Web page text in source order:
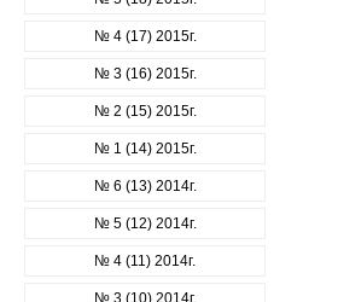
№ 4 (17) 2015г.
№ 3 (16) 2015г.
№ 2 (15) 2015г.
№ 1 (14) 2015г.
№ 6 (13) 2014г.
№ 5 (12) 2014г.
№ 4 (11) 2014г.
№ 3 (10) 2014г.